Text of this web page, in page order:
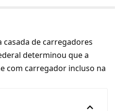
casada de carregadores
determinou que a
com carregador incluso na